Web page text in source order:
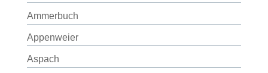
Ammerbuch
Appenweier
Aspach